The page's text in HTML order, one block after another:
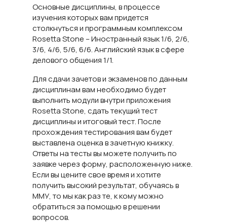
Основные дисциплины, в процессе
изучения которых вам придется
столкнуться и программным комплексом
Rosetta Stone – Иностранный язык 1/6, 2/6,
3/6, 4/6, 5/6, 6/6. Английский язык в сфере
делового общения 1/1.
Для сдачи зачетов и экзаменов по данным
дисциплинам вам необходимо будет
выполнить модули внутри приложения
Rosetta Stone, сдать текущий тест
дисциплины и итоговый тест. После
прохождения тестирования вам будет
выставлена оценка в зачетную книжку.
Ответы на тесты вы можете получить по
заявке через форму, расположенную ниже.
Если вы цените свое время и хотите
получить высокий результат, обучаясь в
ММУ, то мы как раз те, к кому можно
обратиться за помощью в решении
вопросов.